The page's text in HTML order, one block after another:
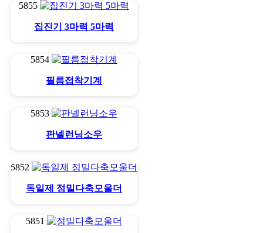
5855
집진기 3마력 5마력
5854
필름접착기계
5853
판넬런닝소우
5852
독일제 정밀다축모울더
5851